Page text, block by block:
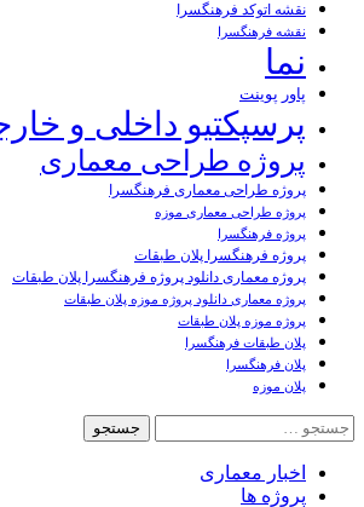
نقشه اتوکد فرهنگسرا
نقشه فرهنگسرا
نما
پاور پوینت
پرسپکتیو داخلی و
پروژه طراحی معماری
پروژه طراحی معماری فرهنگسرا
پروژه طراحی معماری موزه
پروژه فرهنگسرا
پروژه فرهنگسرا پلان طبقات
پروژه معماری دانلود پروژه فرهنگسرا پلان طبقات
پروژه معماری دانلود پروژه موزه پلان طبقات
پروژه موزه پلان طبقات
پلان طبقات فرهنگسرا
پلان فرهنگسرا
پلان موزه
جستجو
برای:
اخبار معماری
پروژه ها